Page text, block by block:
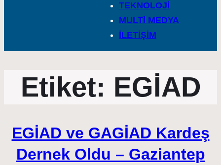
TEKNOLOJİ
MULTİ MEDYA
İLETİŞİM
Etiket: EGİAD
EGİAD ve GAGİAD Kardeş
Dernek Oldu – Gaziantep